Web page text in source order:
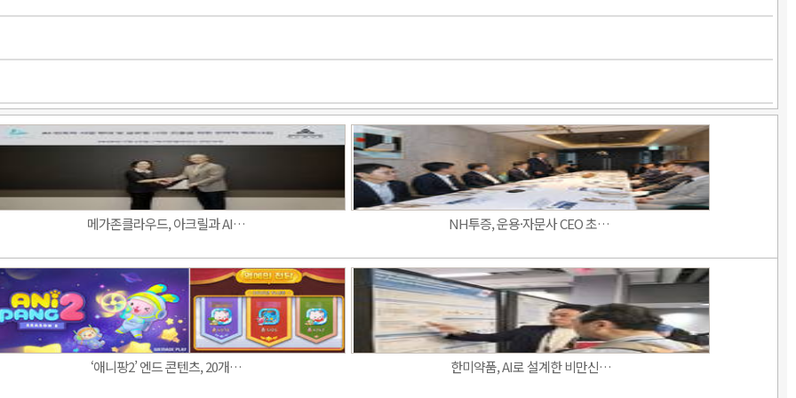
메가존클라우드, 아크릴과 AI… NH투증, 운용·자문사 CEO 초…
‘애니팡2’ 엔드 콘텐츠, 20개… 한미약품, AI로 설계한 비만신…